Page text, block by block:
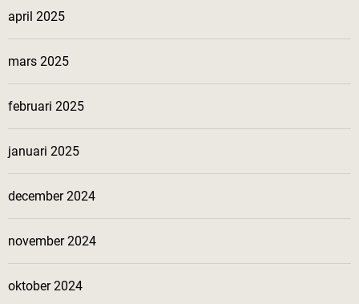
april 2025
mars 2025
februari 2025
januari 2025
december 2024
november 2024
oktober 2024